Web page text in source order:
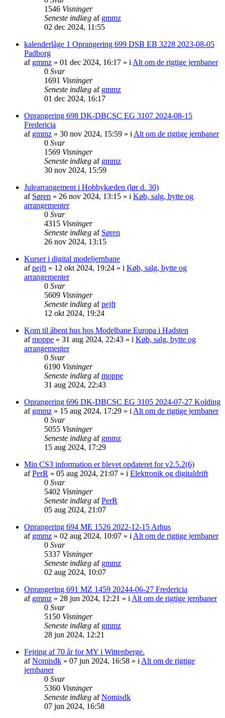
1546 Visninger
Seneste indlæg af gmmz
02 dec 2024, 11:55
kalenderlåge 1 Oprangering 699 DSB EB 3228 2023-08-05
Padborg
af gmmz » 01 dec 2024, 16:17 » i Alt om de rigtige jernbaner
0 Svar
1691 Visninger
Seneste indlæg af gmmz
01 dec 2024, 16:17
Oprangering 698 DK-DBCSC EG 3107 2024-08-15
Fredericia
af gmmz » 30 nov 2024, 15:59 » i Alt om de rigtige jernbaner
0 Svar
1569 Visninger
Seneste indlæg af gmmz
30 nov 2024, 15:59
Julearrangement i Hobbykæden (lør d. 30)
af Søren » 26 nov 2024, 13:15 » i Køb, salg, bytte og
arrangementer
0 Svar
4315 Visninger
Seneste indlæg af Søren
26 nov 2024, 13:15
Kurser i digital modeljernbane
afpejft » 12 okt 2024, 19:24 » i Køb, salg, bytte og
arrangementer
0 Svar
5609 Visninger
Seneste indlæg afpejft
12 okt 2024, 19:24
Kom til åbent hus hos Modelbane Europa i Hadsten
afmoppe » 31 aug 2024, 22:43 » i Køb, salg, bytte og
arrangementer
0 Svar
6190 Visninger
Seneste indlæg afmoppe
31 aug 2024, 22:43
Oprangering 696 DK-DBCSC EG 3105 2024-07-27 Kolding
af gmmz » 15 aug 2024, 17:29 » i Alt om de rigtige jernbaner
0 Svar
5055 Visninger
Seneste indlæg af gmmz
15 aug 2024, 17:29
Min CS3 information er blevet opdateret for v2.5.2(6)
afPerR » 05 aug 2024, 21:07 » i Elektronik og digitaldrift
0 Svar
5402 Visninger
Seneste indlæg afPerR
05 aug 2024, 21:07
Oprangering 694 ME 1526 2022-12-15 Arhus
af gmmz » 02 aug 2024, 10:07 » i Alt om de rigtige jernbaner
0 Svar
5337 Visninger
Seneste indlæg af gmmz
02 aug 2024, 10:07
Oprangering 691 MZ 1459 20244-06-27 Fredericia
af gmmz » 28 jun 2024, 12:21 » i Alt om de rigtige jernbaner
0 Svar
5150 Visninger
Seneste indlæg af gmmz
28 jun 2024, 12:21
Fejring af 70 år for MY i Wittenberge.
afNomisdk » 07 jun 2024, 16:58 » i Alt om de rigtige
jernbaner
0 Svar
5360 Visninger
Seneste indlæg afNomisdk
07 jun 2024, 16:58